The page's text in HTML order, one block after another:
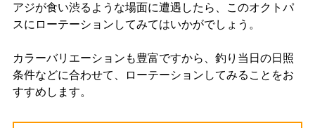
アジが食い渋るような場面に遭遇したら、このオクトパ
スにローテーションしてみてはいかがでしょう。
カラーバリエーションも豊富ですから、釣り当日の日照
条件などに合わせて、ローテーションしてみることをお
すすめします。